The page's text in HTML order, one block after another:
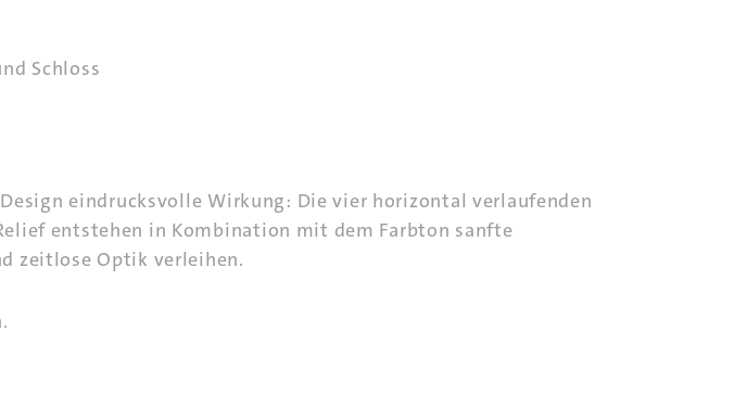
Schloss
eindrucksvolle Wirkung: Die vier horizontal verlaufenden
entstehen in Kombination mit dem Farbton sanfte
zeitlose Optik verleihen.